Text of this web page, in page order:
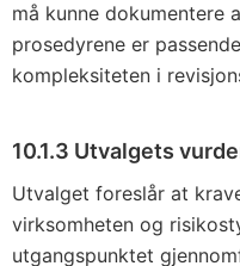
må kunne dokumentere
prosedyrene er
kompleksiteten i
10.1.3 Utvalgets
Utvalget foreslår at
virksomheten og
utgangspunktet